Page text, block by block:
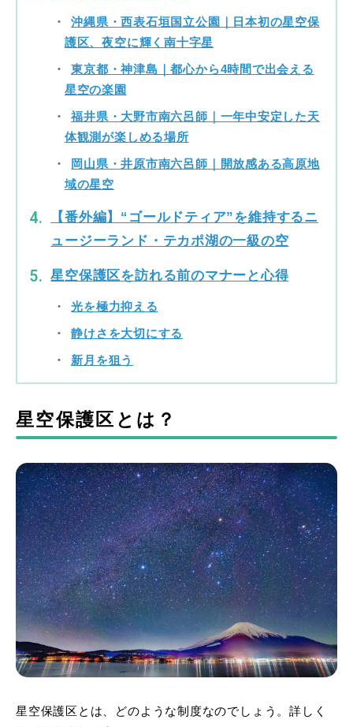
沖縄県・西表石垣国立公園｜日本初の星空保
護区、夜空に輝く南十字星
東京都・神津島｜都心から4時間で出会える
星空の楽園
福井県・大野市南六呂師｜一年中安定した天
体観測が楽しめる場所
岡山県・井原市南六呂師｜開放感ある高原地
域の星空
【番外編】“ゴールドティア”を維持するニ
ュージーランド・テカポ湖の一級の空
星空保護区を訪れる前のマナーと心得
光を極力抑える
静けさを大切にする
新月を狙う
星空保護区とは？
星空保護区とは、どのような制度なのでしょう。詳しく